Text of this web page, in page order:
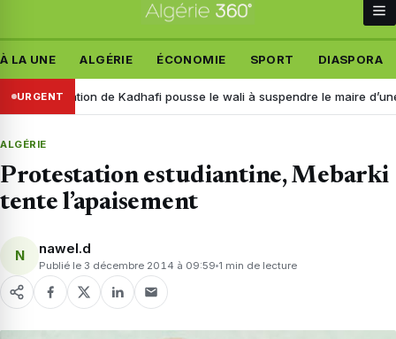
À LA UNE ALGÉRIE ÉCONOMIE SPORT DIASPORA
URGENT
Une citation de Kadhafi pousse le wali à suspendre le maire d’une
ALGÉRIE
Protestation estudiantine, Mebarki
tente l’apaisement
N nawel.d
Publié le 3 décembre 2014 à 09:59 1 min de lecture